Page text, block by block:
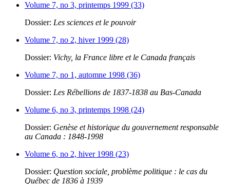
Volume 7, no 3, printemps 1999 (33)
Dossier: Les sciences et le pouvoir
Volume 7, no 2, hiver 1999 (28)
Dossier: Vichy, la France libre et le Canada français
Volume 7, no 1, automne 1998 (36)
Dossier: Les Rébellions de 1837-1838 au Bas-Canada
Volume 6, no 3, printemps 1998 (24)
Dossier: Genèse et historique du gouvernement responsable
au Canada : 1848-1998
Volume 6, no 2, hiver 1998 (23)
Dossier: Question sociale, problème politique : le cas du
Québec de 1836 à 1939